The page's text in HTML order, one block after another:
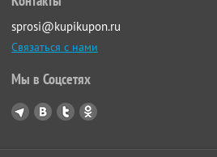
sprosi@kupikupon.ru
Связаться с нами
Мы в Соцсетях